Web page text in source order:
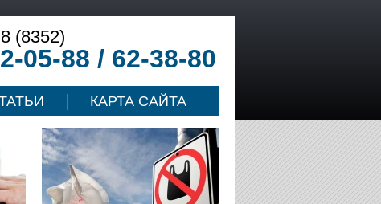
(8352)
05-88 / 62-38-80
КАРТА САЙТА